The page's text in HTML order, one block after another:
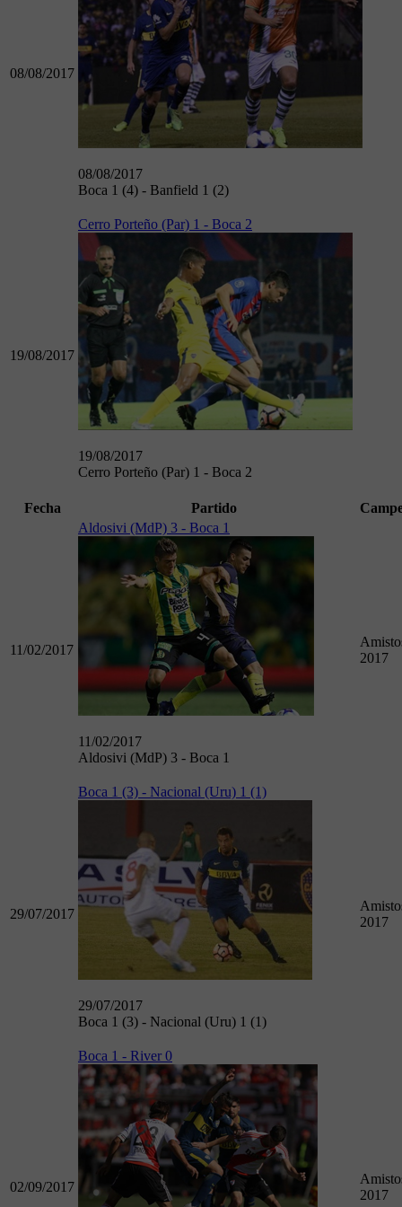
08/08/2017
08/08/2017
Boca 1 (4) - Banfield 1 (2)
19/08/2017
Cerro Porteño (Par) 1 - Boca 2
19/08/2017
Cerro Porteño (Par) 1 - Boca 2
Fecha Partido
11/02/2017
Aldosivi (MdP) 3 - Boca 1
11/02/2017
Aldosivi (MdP) 3 - Boca 1
2017
29/07/2017
Boca 1 (3) - Nacional (Uru) 1 (1)
29/07/2017
Boca 1 (3) - Nacional (Uru) 1 (1)
2017
02/09/2017
Boca 1 - River 0
2017